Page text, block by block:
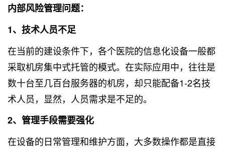
内部风险管理问题：
1、技术人员不足
在当前的建设条件下，各个医院的信息化设备一般都
采取机房集中式托管的模式。在实际应用中，往往是
数十台至几百台服务器的机房，却只能配备1-2名技
术人员，显然，人员需求是不足的。
2、管理手段需要强化
在设备的日常管理和维护方面，大多数操作都是直接